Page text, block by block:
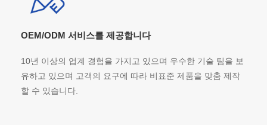
OEM/ODM 서비스를 제공합니다
10년 이상의 업계 경험을 가지고 있으며 우수한 기술 팀을 보
유하고 있으며 고객의 요구에 따라 비표준 제품을 맞춤 제작
할 수 있습니다.